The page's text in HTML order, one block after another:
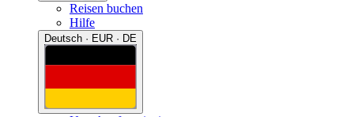
Reisen buchen
Hilfe
Deutsch · EUR · DE